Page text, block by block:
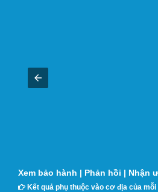
Xem bảo hành | Phản hồi | Nhận
Kết quả phụ thuộc vào cơ địa của